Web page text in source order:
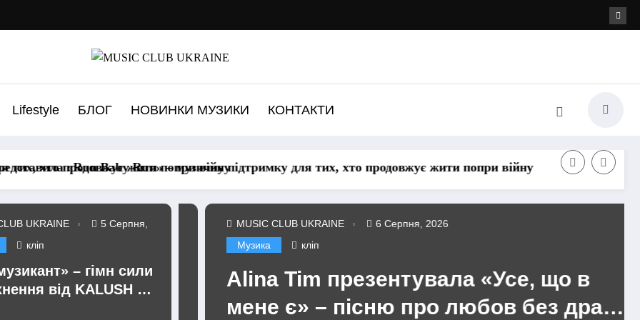
Lifestyle БЛОГ НОВИНКИ МУЗИКИ КОНТАКТИ
хто продовжує жити попри війну
«Run Baby Run» – музичну підтримку для тих, хто продовжує жити попри війну
кліп
– гімн сили
від KALUSH та
UKRAINE
5 Серпня,
Baby
Музика
кліп
Alina Tim презентувала «Усе, що в
мене є» – пісню про любов без драм,
MUSIC CLUB UKRAINE 6 Серпня, 2026